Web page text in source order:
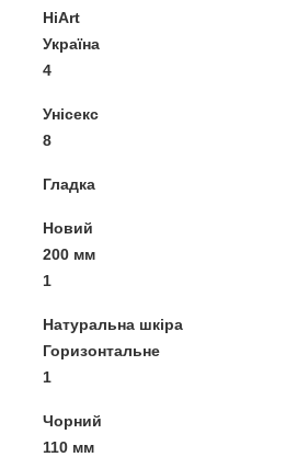
HiArt
Україна
4
Унісекс
8
Гладка
Новий
200 мм
1
Натуральна шкіра
Горизонтальне
1
Чорний
110 мм